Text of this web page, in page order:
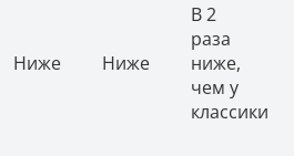
Ниже Ниже
В 2
раза
ниже,
чем у
классики